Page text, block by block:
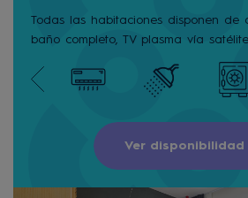
Todas las habitaciones disponen de
baño completo, TV plasma vía
Ver disponibilidad